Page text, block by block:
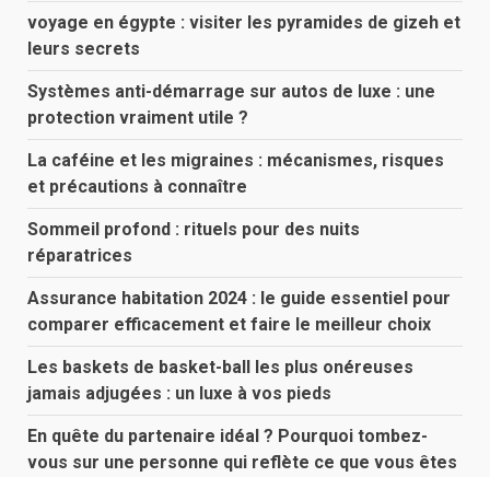
voyage en égypte : visiter les pyramides de gizeh et
leurs secrets
Systèmes anti-démarrage sur autos de luxe : une
protection vraiment utile ?
La caféine et les migraines : mécanismes, risques
et précautions à connaître
Sommeil profond : rituels pour des nuits
réparatrices
Assurance habitation 2024 : le guide essentiel pour
comparer efficacement et faire le meilleur choix
Les baskets de basket-ball les plus onéreuses
jamais adjugées : un luxe à vos pieds
En quête du partenaire idéal ? Pourquoi tombez-
vous sur une personne qui reflète ce que vous êtes